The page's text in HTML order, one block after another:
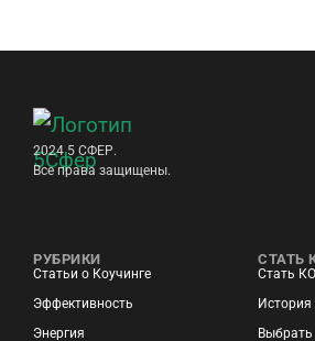
2024 5 СФЕР.
Все права защищены.
РУБРИКИ
Статьи о Коучинге
Эффективность
Энергия
СТАТЬ
Стать
История
Выбрать